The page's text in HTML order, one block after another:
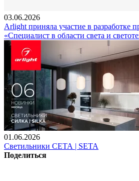
03.06.2026
Arlight приняла участие в разработке
«Специалист в области света и
01.06.2026
Светильники СЕТА | SETA
Поделиться